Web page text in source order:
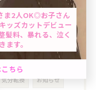
ミントベル
プー 60歳以上
７０代 真夏
気分転換 お知らせ
ま2人OK◎お子さん
ッズカットデビュー
料、暴れる、泣く
す。
ちら
ック白髪染め＆カ
気軽にケア。週末
ある仕上がり☆